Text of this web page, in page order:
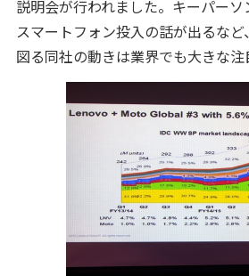
説明会が行われました。キーパー
スマートフォン投入の話が出るなど
図る同社の動きは業界でも大きな注